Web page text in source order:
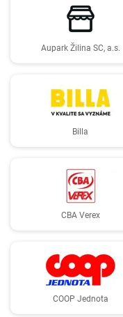
Aupark Žilina SC, a.s.
Billa
CBA Verex
COOP Jednota